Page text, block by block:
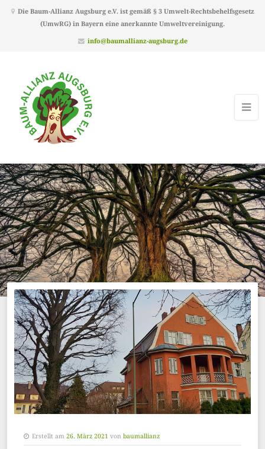
Die Baum-Allianz Augsburg e.V. ist gemäß § 3 Umwelt-Rechtsbehelfsgesetz
(UmwRG) in Bayern eine anerkannte Umweltvereinigung.
info@baumallianz-augsburg.de
Erstellt am 26. März 2021 von baumallianz